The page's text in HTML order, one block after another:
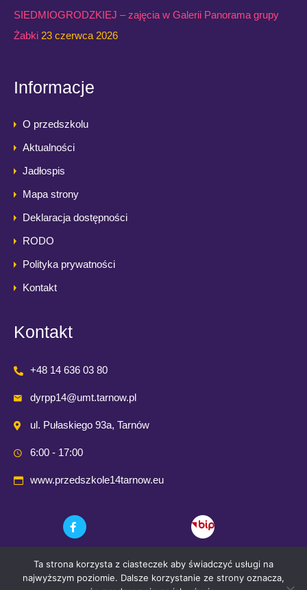
SIEDMIOGRODZKIEJ – zajęcia w Galerii Panorama grupy
Żabki 23 czerwca 2026
Informacje
O przedszkolu
Aktualności
Jadłospis
Mapa strony
Deklaracja dostępności
RODO
Polityka prywatności
Kontakt
Kontakt
+48 14 636 03 80
dyrpp14@umt.tarnow.pl
ul. Pułaskiego 93a, Tarnów
6:00 - 17:00
www.przedszkole14tarnow.eu
Ta strona korzysta z ciasteczek aby świadczyć usługi na
najwyższym poziomie. Dalsze korzystanie ze strony oznacza,